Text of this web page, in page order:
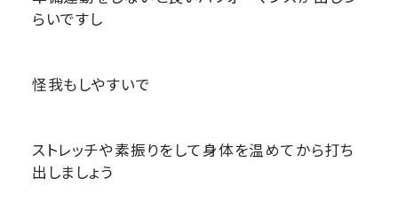
らいですし
怪我もしやすいで
ストレッチや素振りをして身体を温めてから打ち
出しましょう